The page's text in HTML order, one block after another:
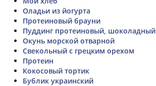
Оладьи из йогурта
Протеиновый брауни
Пуддинг протеиновый, шоколадный
Окунь морской отварной
Свекольный с грецким орехом
Протеин
Кокосовый тортик
Бублик украинский